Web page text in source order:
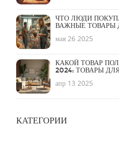
ЧТО ЛЮДИ
ВАЖНЫЕ ТОВАРЫ
мая 26 2025
КАКОЙ ТОВАР
2024: ТОВАРЫ
апр 13 2025
КАТЕГОРИИ